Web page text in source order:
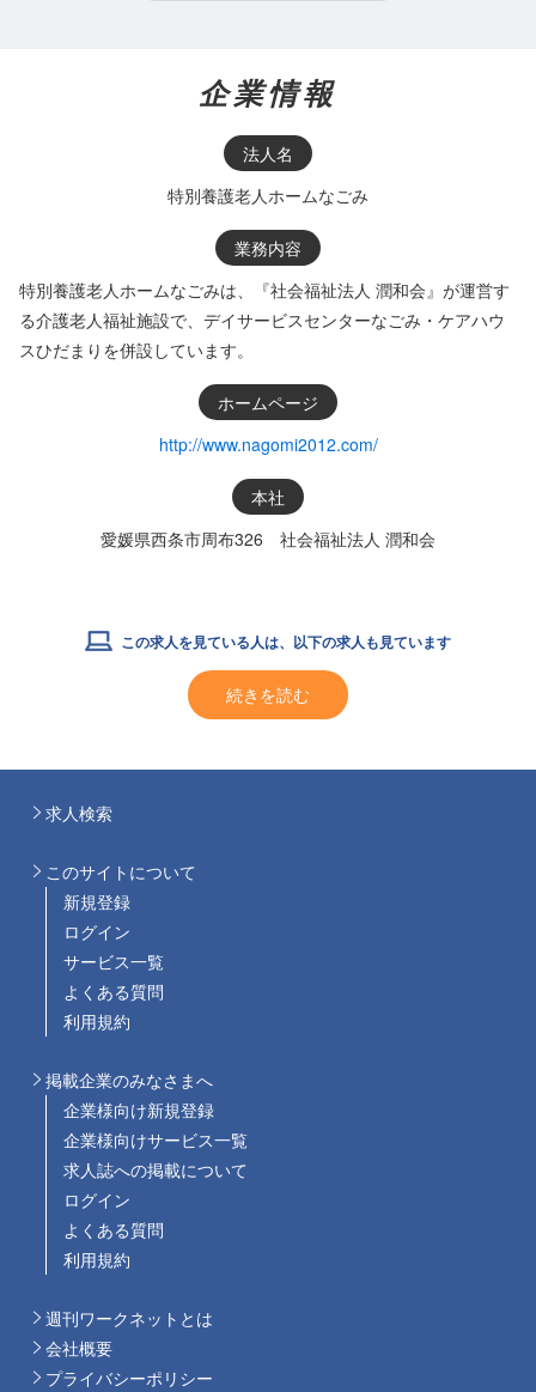
企業情報
法人名
特別養護老人ホームなごみ
業務内容
特別養護老人ホームなごみは、『社会福祉法人 潤和会』が運営す
る介護老人福祉施設で、デイサービスセンターなごみ・ケアハウ
スひだまりを併設しています。
ホームページ
http://www.nagomi2012.com/
本社
愛媛県西条市周布326 社会福祉法人 潤和会
この求人を見ている人は、以下の求人も見ています
続きを読む
求人検索
このサイトについて
新規登録
ログイン
サービス一覧
よくある質問
利用規約
掲載企業のみなさまへ
企業様向け新規登録
企業様向けサービス一覧
求人誌への掲載について
ログイン
よくある質問
利用規約
週刊ワークネットとは
会社概要
プライバシーポリシー